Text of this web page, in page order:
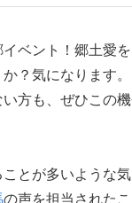
ベント！郷土愛を
？気になります。
方も、ぜひこの
とが多いような気
の声を担当されたこ